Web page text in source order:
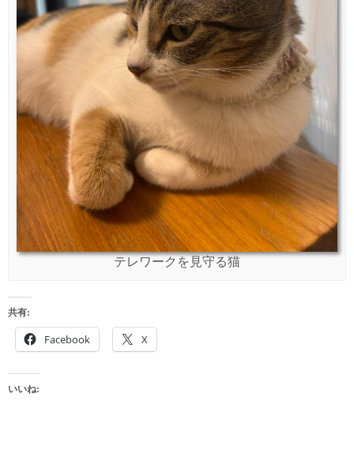
テレワークを見守る猫
共有:
Facebook X
いいね: